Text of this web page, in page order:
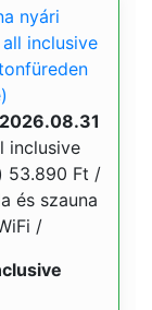
nyári
inclusive
inclusive
53.890 Ft /
és szauna
/